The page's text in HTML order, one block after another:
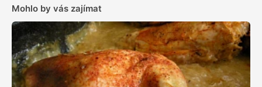
Mohlo by vás zajímat